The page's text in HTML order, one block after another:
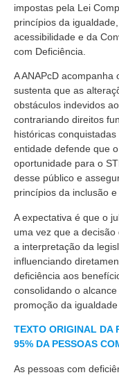
impostas pela Lei
princípios da
acessibilidade e da
com Deficiência.
A ANAPcD
sustenta que as
obstáculos indevidos
contrariando direitos
históricas
entidade defende que
oportunidade para o
desse público e
princípios da inclusão
A expectativa é que o
uma vez que a
a interpretação da
influenciando
deficiência aos
consolidando o
promoção da igualdade
TEXTO ORIGINAL DA
95% DA PESSOAS
As pessoas com